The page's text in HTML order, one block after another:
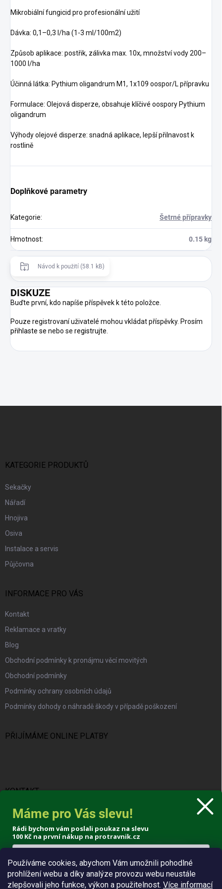
Používáme cookies, abychom Vám umožnili pohodlné
prohlížení webu a díky analýze provozu webu neustále
zlepšovali jeho funkce, výkon a použitelnost. Více informací
Mikrobiální fungicid pro profesionální užití
Dávka: 0,1–0,3 l/ha (1-3 ml/100m2)
Způsob aplikace: postřik, zálivka max. 10x, množství vody 200–
1000 l/ha
Účinná látka: Pythium oligandrum M1, 1x109 oospor/L přípravku
Formulace: Olejová disperze, obsahuje klíčivé oospory Pythium
oligandrum
Výhody olejové disperze: snadná aplikace, lepší přilnavost k
rostlině
Doplňkové parametry
Kategorie: Šetrné přípravky
Hmotnost: 0.15 kg
Návod k použití (58.1 kB)
DISKUZE
Buďte první, kdo napíše příspěvek k této položce.
Pouze registrovaní uživatelé mohou vkládat příspěvky. Prosím
přihlaste se nebo se registrujte
KATEGORIE PRODUKTŮ
Sekačky
Nářadí
Hnojiva
Osiva
Instalace a servis
Půjčovna
INFORMACE PRO VÁS
Kontakt
Reklamace a vratky
Blog
Obchodní podmínky k pronájmu věcí movitých
Obchodní podmínky
Podmínky ochrany osobních údajů
Podmínky dohody o náhradě škody v případě poškození
PŘIJÍMÁME ONLINE PLATBY
KONTAKT
info@protravnik.cz
+420 724 308 341
Máme pro Vás slevu!
Rádi bychom vám poslali poukaz na slevu
100 Kč na první nákup na protravnik.cz
Poslat voucher